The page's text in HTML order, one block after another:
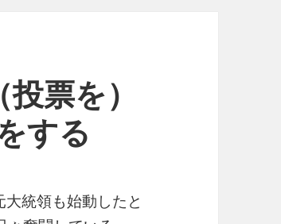
票を）
する
大統領も始動したと